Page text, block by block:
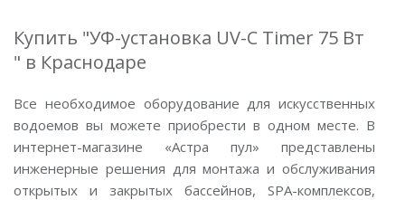
Купить "УФ-установка UV-C Timer 75 Вт
" в Краснодаре
Все необходимое оборудование для искусственных
водоемов вы можете приобрести в одном месте. В
интернет-магазине «Астра пул» представлены
инженерные решения для монтажа и обслуживания
открытых и закрытых бассейнов, SPA-комплексов,